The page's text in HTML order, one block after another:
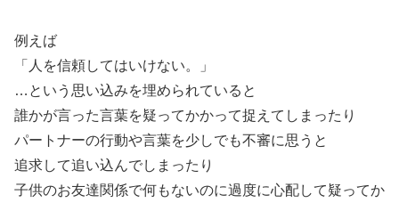
例えば
「人を信頼してはいけない。」
…という思い込みを埋められていると
誰かが言った言葉を疑ってかかって捉えてしまったり
パートナーの行動や言葉を少しでも不審に思うと
追求して追い込んでしまったり
子供のお友達関係で何もないのに過度に心配して疑ってか